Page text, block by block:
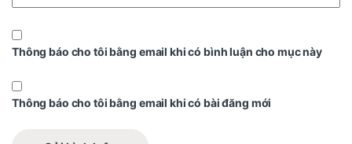
Thông báo cho tôi bằng email khi có bình luận cho mục này
Thông báo cho tôi bằng email khi có bài đăng mới